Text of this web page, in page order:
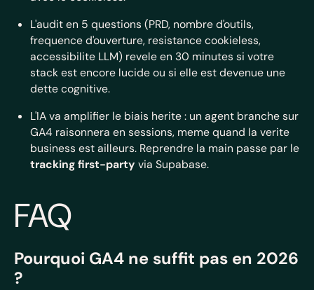
L'audit en 5 questions (PRD, nombre d'outils,
frequence d'ouverture, resistance cookieless,
accessibilite LLM) revele en 30 minutes si votre
stack est encore lucide ou si elle est devenue une
dette cognitive.
L'IA va amplifier le biais herite : un agent branche sur
GA4 raisonnera en sessions, meme quand la verite
business est ailleurs. Reprendre la main passe par le
tracking first-party via Supabase.
FAQ
Pourquoi GA4 ne suffit pas en 2026
?